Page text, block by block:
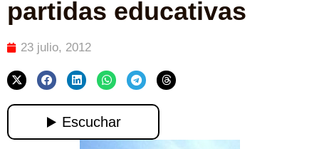
partidas educativas
23 julio, 2012